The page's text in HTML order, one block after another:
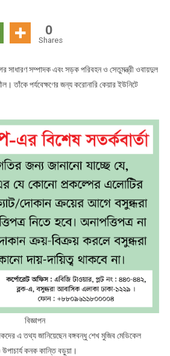
0
Shares
সাধারণ সম্পাদক এবং সড়ক পরিবহন ও সেতুমন্ত্রী ওবায়দুল
তাঁকে পর্যবেক্ষণের জন্য করোনারি কেয়ার ইউনিটে
বিজ্ঞাপন
এ তথ্য জানিয়েছেন বঙ্গবন্ধু শেখ মুজিব মেডিকেল
কনক কান্তি বড়ুয়া।